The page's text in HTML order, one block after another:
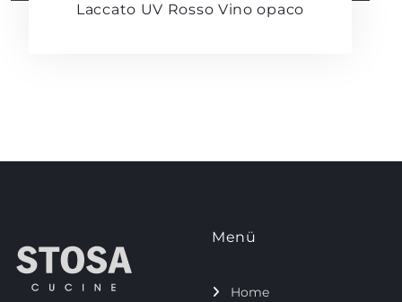
Laccato UV Rosso Vino opaco
Menü
Home